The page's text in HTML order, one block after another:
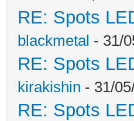
RE: Spots
blackmetal - 31/
RE: Spots
kirakishin - 31/
RE: Spots